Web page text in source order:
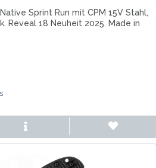
Sprint Run mit CPM 15V Stahl,
Reveal 18 Neuheit 2025. Made in